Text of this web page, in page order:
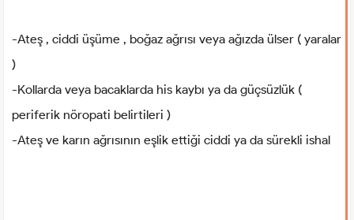
-Ateş , ciddi üşüme , boğaz ağrısı veya ağızda ülser ( yaralar
)
-Kollarda veya bacaklarda his kaybı ya da güçsüzlük (
periferik nöropati belirtileri )
-Ateş ve karın ağrısının eşlik ettiği ciddi ya da sürekli ishal